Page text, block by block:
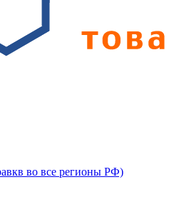
во все регионы РФ)